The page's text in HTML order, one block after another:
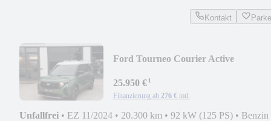
Kontakt
Ford Tourneo Courier Active
25.950 €¹
Finanzierung ab 276 € mtl.
Unfallfrei • EZ 11/2024 • 20.300 km • 92 kW (125 PS) • Benzin